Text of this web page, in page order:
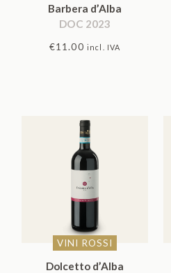
Barbera d’Alba
DOC 2023
€11.00 incl. IVA
VINI ROSSI
Dolcetto d’Alba